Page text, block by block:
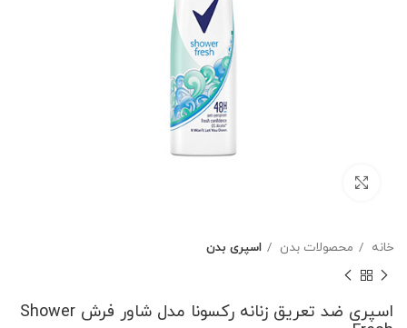
خانه محصولات بدن اسپری بدن
اسپری ضد تعریق زنانه رکسونا مدل شاور فرش Shower